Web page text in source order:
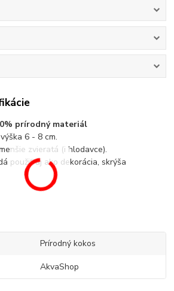
prírodný materiál
6 - 8 cm.
zvieratá (i hlodavce).
použiť aj ako dekorácia, skrýša
Prírodný kokos
AkvaShop